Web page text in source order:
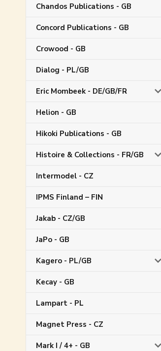
Chandos Publications - GB
Concord Publications - GB
Crowood - GB
Dialog - PL/GB
Eric Mombeek - DE/GB/FR
Helion - GB
Hikoki Publications - GB
Histoire & Collections - FR/GB
Intermodel - CZ
IPMS Finland – FIN
Jakab - CZ/GB
JaPo - GB
Kagero - PL/GB
Kecay - GB
Lampart - PL
Magnet Press - CZ
Mark I / 4+ - GB